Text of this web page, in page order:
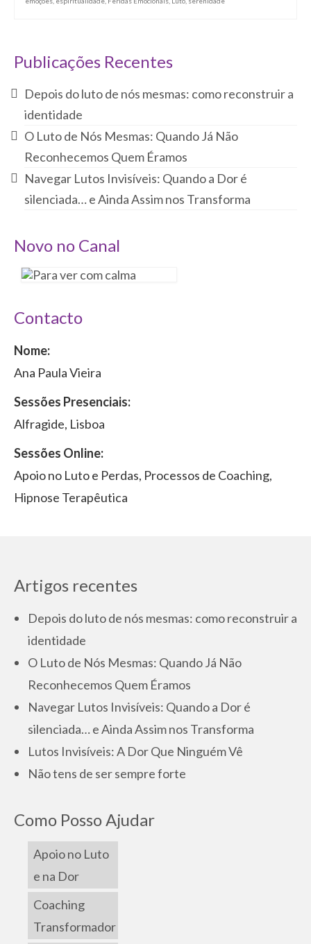
Publicações Recentes
Depois do luto de nós mesmas: como reconstruir a
identidade
O Luto de Nós Mesmas: Quando Já Não
Reconhecemos Quem Éramos
Navegar Lutos Invisíveis: Quando a Dor é
silenciada… e Ainda Assim nos Transforma
Novo no Canal
Contacto
Nome:
Ana Paula Vieira
Sessões Presenciais:
Alfragide, Lisboa
Sessões Online:
Apoio no Luto e Perdas, Processos de Coaching,
Hipnose Terapêutica
Artigos recentes
Depois do luto de nós mesmas: como reconstruir a
identidade
O Luto de Nós Mesmas: Quando Já Não
Reconhecemos Quem Éramos
Navegar Lutos Invisíveis: Quando a Dor é
silenciada… e Ainda Assim nos Transforma
Lutos Invisíveis: A Dor Que Ninguém Vê
Não tens de ser sempre forte
Como Posso Ajudar
Apoio no Luto
e na Dor
Coaching
Transformador